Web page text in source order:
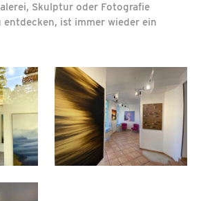
Skulptur oder Fotografie
entdecken, ist immer wieder ein